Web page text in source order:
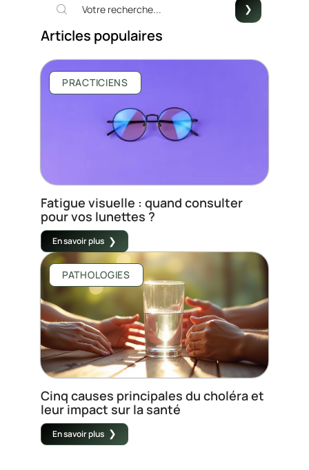
Articles populaires
PRACTICIENS
Fatigue visuelle : quand consulter
pour vos lunettes ?
En savoir plus
PATHOLOGIES
Cinq causes principales du choléra et
leur impact sur la santé
En savoir plus